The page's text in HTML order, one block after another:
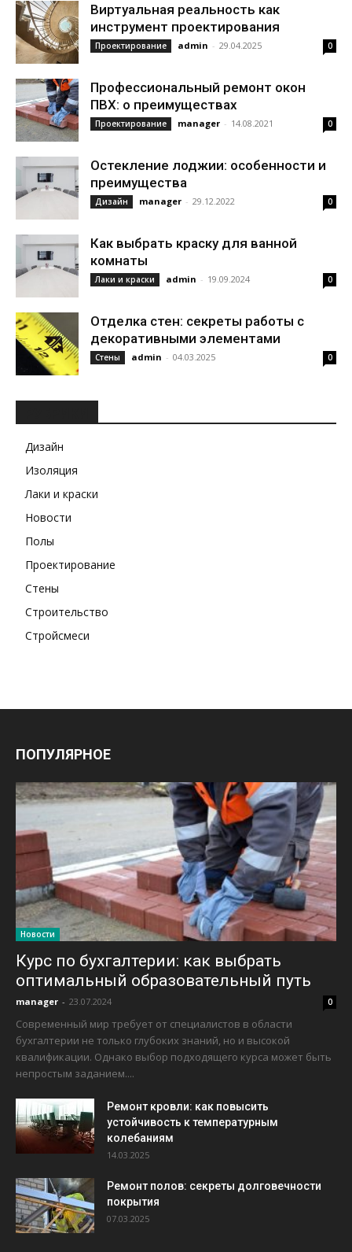
Виртуальная реальность как
инструмент проектирования
Проектирование admin - 29.04.2025 0
Профессиональный ремонт окон
ПВХ: о преимуществах
Проектирование manager - 14.08.2021 0
Остекление лоджии: особенности и
преимущества
Дизайн manager - 29.12.2022 0
Как выбрать краску для ванной
комнаты
Лаки и краски admin - 19.09.2024 0
Отделка стен: секреты работы с
декоративными элементами
Стены admin - 04.03.2025 0
Дизайн
Изоляция
Лаки и краски
Новости
Полы
Проектирование
Стены
Строительство
Стройсмеси
ПОПУЛЯРНОЕ
Новости
Курс по бухгалтерии: как выбрать
оптимальный образовательный путь
manager - 23.07.2024 0
Современный мир требует от специалистов в области
бухгалтерии не только глубоких знаний, но и высокой
квалификации. Однако выбор подходящего курса может быть
непростым заданием....
Ремонт кровли: как повысить
устойчивость к температурным
колебаниям
14.03.2025
Ремонт полов: секреты долговечности
покрытия
07.03.2025